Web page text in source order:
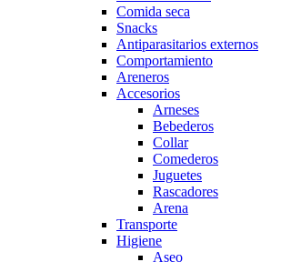
Comida seca
Snacks
Antiparasitarios externos
Comportamiento
Areneros
Accesorios
Arneses
Bebederos
Collar
Comederos
Juguetes
Rascadores
Arena
Transporte
Higiene
Aseo